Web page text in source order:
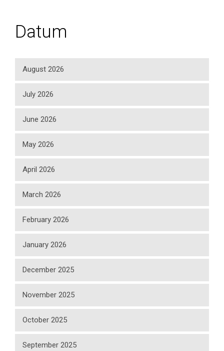
Datum
August 2026
July 2026
June 2026
May 2026
April 2026
March 2026
February 2026
January 2026
December 2025
November 2025
October 2025
September 2025